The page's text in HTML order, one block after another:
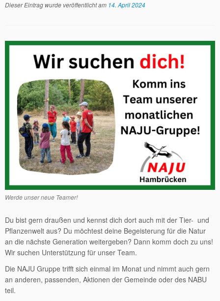
Dieser Eintrag wurde veröffentlicht am 14. April 2024
Werde unser neue Teamer!
Du bist gern draußen und kennst dich dort auch mit der Tier- und
Pflanzenwelt aus? Du möchtest deine Begeisterung für die Natur
an die nächste Generation weitergeben? Dann komm doch zu uns!
Wir suchen Unterstützung für unser Team.
Die NAJU Gruppe trifft sich einmal im Monat und nimmt auch gern
an anderen, passenden, Aktionen der Gemeinde oder des NABU
teil.